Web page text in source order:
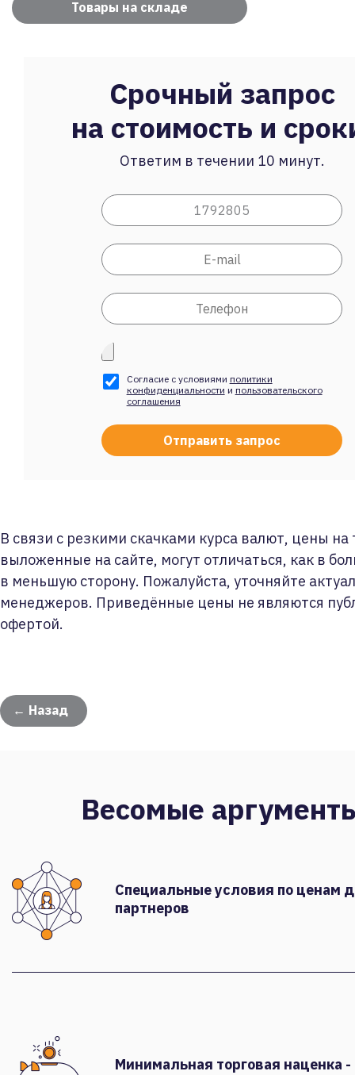
Товары на складе
Срочный запрос
на стоимость и
Ответим в течении 10 минут.
Согласие с условиями политики
конфиденциальности и пользовательского
соглашения
В связи с резкими скачками курса валют, цены на
выложенные на сайте, могут отличаться, как в
в меньшую сторону. Пожалуйста, уточняйте
менеджеров. Приведённые цены не являются
офертой.
← Назад
Весомые
Специальные условия по ценам
партнеров
Минимальная торговая наценка